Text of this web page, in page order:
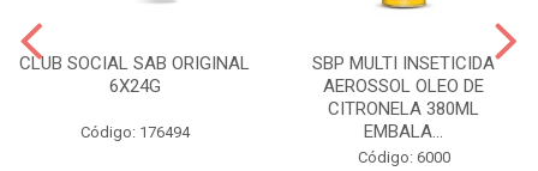
CLUB SOCIAL SAB ORIGINAL
6X24G
Código: 176494
SBP MULTI INSETICIDA
AEROSSOL OLEO DE
CITRONELA 380ML
EMBALA...
Código: 6000